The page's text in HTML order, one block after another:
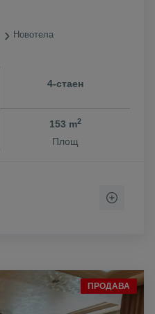
Новотела
4-стаен
153 m2
Площ
ПРОДАВА